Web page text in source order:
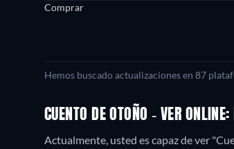
Comprar
Hemos buscado actualizaciones en 87
CUENTO DE OTOÑO - VER
Actualmente, usted es capaz de ver